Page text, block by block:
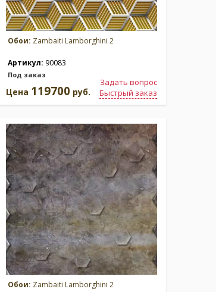
Обои: Zambaiti Lamborghini 2
Артикул: 90083
Под заказ
Задать вопрос
Быстрый заказ
Цена 119700 руб.
Обои: Zambaiti Lamborghini 2